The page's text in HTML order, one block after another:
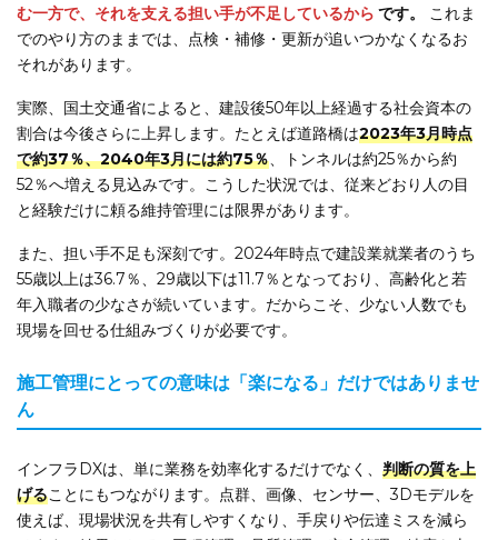
む一方で、それを支える担い手が不足しているから です。
これま
でのやり方のままでは、点検・補修・更新が追いつかなくなるお
それがあります。
実際、国土交通省によると、建設後50年以上経過する社会資本の
割合は今後さらに上昇します。たとえば道路橋は2023年3月時点
で約37％、2040年3月には約75％、トンネルは約25％から約
52％へ増える見込みです。こうした状況では、従来どおり人の目
と経験だけに頼る維持管理には限界があります。
また、担い手不足も深刻です。2024年時点で建設業就業者のうち
55歳以上は36.7％、29歳以下は11.7％となっており、高齢化と若
年入職者の少なさが続いています。だからこそ、少ない人数でも
現場を回せる仕組みづくりが必要です。
施工管理にとっての意味は「楽になる」だけではありませ
ん
インフラDXは、単に業務を効率化するだけでなく、 判断の質を上
げることにもつながります。点群、画像、センサー、3Dモデルを
使えば、現場状況を共有しやすくなり、手戻りや伝達ミスを減ら